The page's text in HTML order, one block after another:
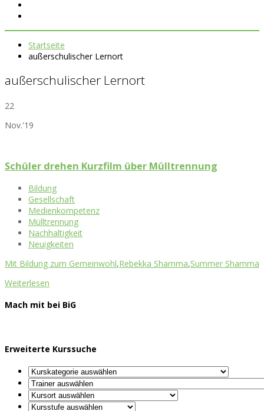
Startseite
außerschulischer Lernort
außerschulischer Lernort
22
Nov.'19
Schüler drehen Kurzfilm über Mülltrennung
Bildung
Gesellschaft
Medienkompetenz
Mülltrennung
Nachhaltigkeit
Neuigkeiten
Mit Bildung zum Gemeinwohl,Rebekka Shamma,Summer Shamma
Weiterlesen
Mach mit bei BiG
Erweiterte Kurssuche